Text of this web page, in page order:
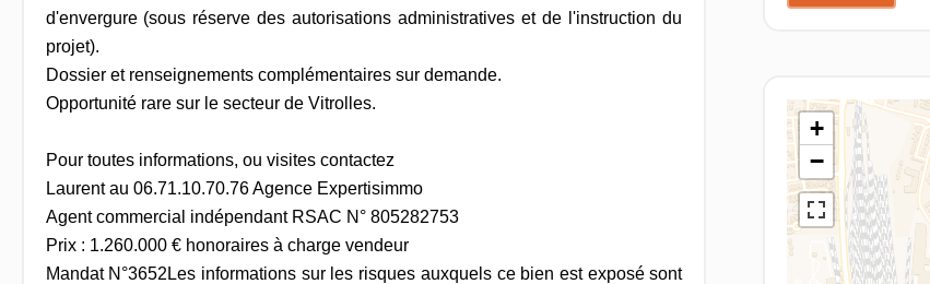
d'envergure (sous réserve des autorisations administratives et de l'instruction du
projet).
Dossier et renseignements complémentaires sur demande.
Opportunité rare sur le secteur de Vitrolles.
Pour toutes informations, ou visites contactez
Laurent au 06.71.10.70.76 Agence Expertisimmo
Agent commercial indépendant RSAC N° 805282753
Prix : 1.260.000 € honoraires à charge vendeur
Mandat N°3652Les informations sur les risques auxquels ce bien est exposé sont
+
−